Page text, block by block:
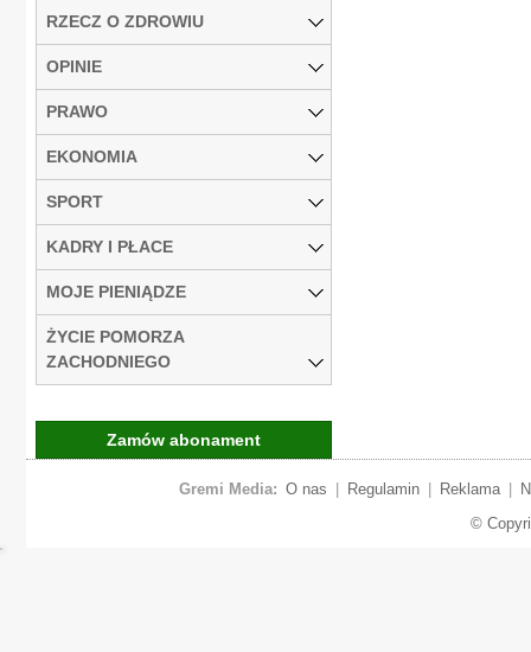
RZECZ O ZDROWIU
OPINIE
PRAWO
EKONOMIA
SPORT
KADRY I PŁACE
MOJE PIENIĄDZE
ŻYCIE POMORZA
ZACHODNIEGO
Zamów abonament
Gremi Media: O nas Regulamin Reklama
©